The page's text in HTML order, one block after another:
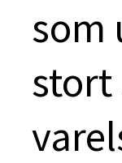
som
stort